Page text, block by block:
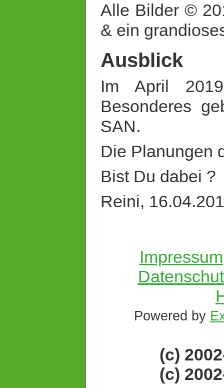
Alle Bilder ©
& ein
Ausblick
Im April
Besonderes
SAN.
Die Planungen
Bist Du dabei ?
Reini,
Impressum
Powered by
(c)
(c)